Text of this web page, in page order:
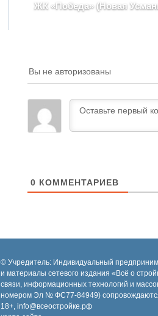
ЖК «Победа» (Новая
Вы не авторизованы
0 КОММЕНТАРИЕВ
© Учредитель: Индивидуальный
и материалы сетевого издания «Всё о
связи, информационных технологий и
номером Эл № ФС77-84949)
18+, info@всеостройке.рф